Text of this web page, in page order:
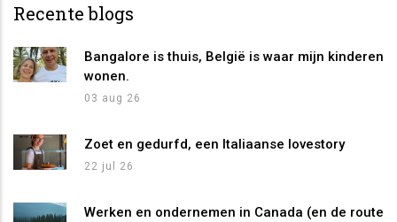
Recente blogs
Bangalore is thuis, België is waar mijn kinderen
wonen.
03 aug 26
Zoet en gedurfd, een Italiaanse lovestory
22 jul 26
Werken en ondernemen in Canada (en de route